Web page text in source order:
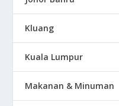
Kluang
Kuala Lumpur
Makanan & Minuman